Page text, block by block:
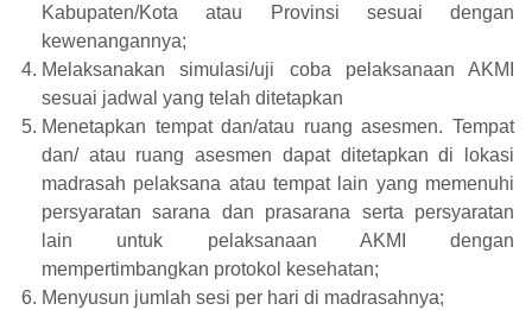
Kabupaten/Kota atau Provinsi sesuai dengan
kewenangannya;
Melaksanakan simulasi/uji coba pelaksanaan AKMI
sesuai jadwal yang telah ditetapkan
Menetapkan tempat dan/atau ruang asesmen. Tempat
dan/ atau ruang asesmen dapat ditetapkan di lokasi
madrasah pelaksana atau tempat lain yang memenuhi
persyaratan sarana dan prasarana serta persyaratan
lain untuk pelaksanaan AKMI dengan
mempertimbangkan protokol kesehatan;
Menyusun jumlah sesi per hari di madrasahnya;